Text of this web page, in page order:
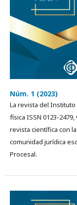
Núm. 1 (2023)
La revista del
física ISSN 0123-
revista cientí­fica con
comunidad jurídica
Procesal.